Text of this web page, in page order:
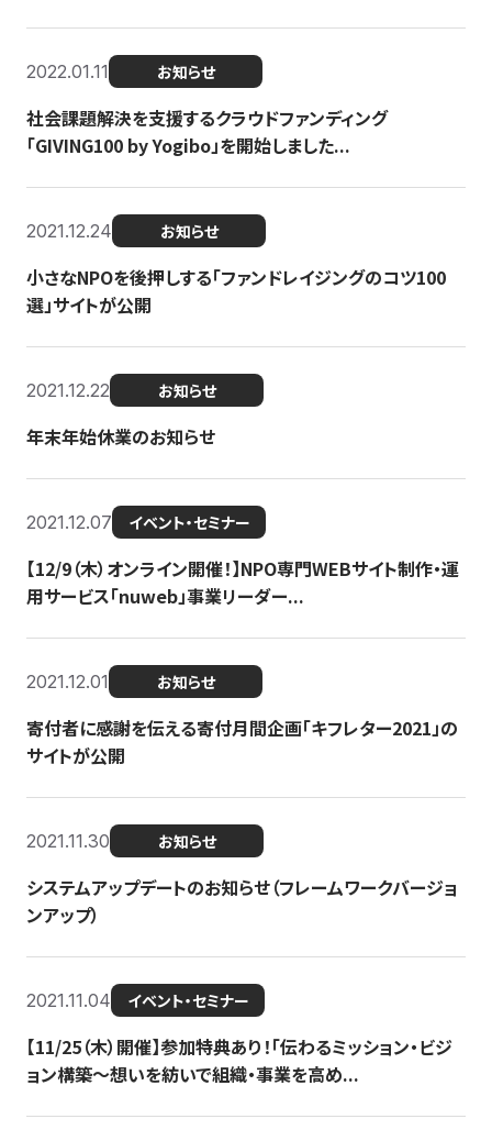
2022.01.11 お知らせ
社会課題解決を支援するクラウドファンディング
「GIVING100 by Yogibo」を開始しました...
2021.12.24 お知らせ
小さなNPOを後押しする「ファンドレイジングのコツ100
選」サイトが公開
2021.12.22 お知らせ
年末年始休業のお知らせ
2021.12.07 イベント・セミナー
【12/9（木）オンライン開催！】NPO専門WEBサイト制作・運
用サービス「nuweb」事業リーダー...
2021.12.01 お知らせ
寄付者に感謝を伝える寄付月間企画「キフレター2021」の
サイトが公開
2021.11.30 お知らせ
システムアップデートのお知らせ（フレームワークバージョ
ンアップ）
2021.11.04 イベント・セミナー
【11/25（木）開催】参加特典あり！「伝わるミッション・ビジ
ョン構築〜想いを紡いで組織・事業を高め...